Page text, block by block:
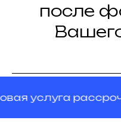
после
услуга